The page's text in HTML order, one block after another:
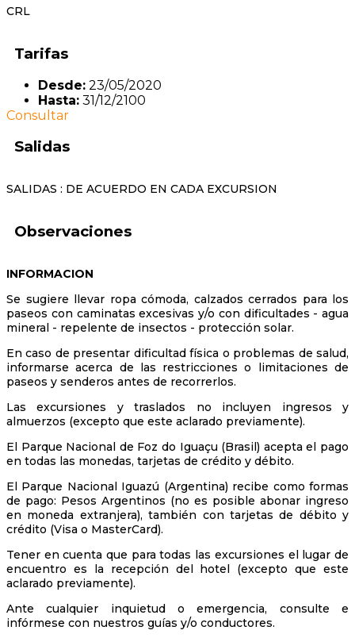
CRL
Tarifas
Desde: 23/05/2020
Hasta: 31/12/2100
Consultar
Salidas
SALIDAS : DE ACUERDO EN CADA EXCURSION
Observaciones
INFORMACION
Se sugiere llevar ropa cómoda, calzados cerrados para los
paseos con caminatas excesivas y/o con dificultades - agua
mineral - repelente de insectos - protección solar.
En caso de presentar dificultad física o problemas de salud,
informarse acerca de las restricciones o limitaciones de
paseos y senderos antes de recorrerlos.
Las excursiones y traslados no incluyen ingresos y
almuerzos (excepto que este aclarado previamente).
El Parque Nacional de Foz do Iguaçu (Brasil) acepta el pago
en todas las monedas, tarjetas de crédito y débito.
El Parque Nacional Iguazú (Argentina) recibe como formas
de pago: Pesos Argentinos (no es posible abonar ingreso
en moneda extranjera), también con tarjetas de débito y
crédito (Visa o MasterCard).
Tener en cuenta que para todas las excursiones el lugar de
encuentro es la recepción del hotel (excepto que este
aclarado previamente).
Ante cualquier inquietud o emergencia, consulte e
infórmese con nuestros guías y/o conductores.